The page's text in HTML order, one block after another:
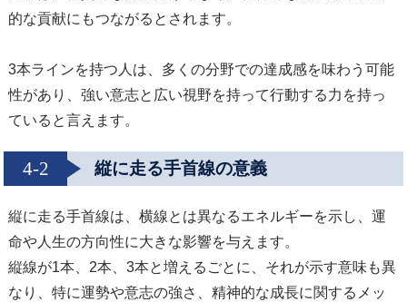
的な貢献にもつながるとされます。
3本ラインを持つ人は、多くの分野での達成感を味わう可能
性があり、強い意志と広い視野を持って行動する力を持っ
ていると言えます。
4-2 縦に走る手首線の意義
縦に走る手首線は、横線とは異なるエネルギーを示し、運
命や人生の方向性に大きな影響を与えます。
縦線が1本、2本、3本と増えるごとに、それが示す意味も異
なり、特に運勢や意志の強さ、精神的な成長に関するメッ